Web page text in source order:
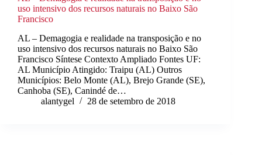
uso intensivo dos recursos naturais no Baixo São
Francisco
AL – Demagogia e realidade na transposição e no
uso intensivo dos recursos naturais no Baixo São
Francisco Síntese Contexto Ampliado Fontes UF:
AL Município Atingido: Traipu (AL) Outros
Municípios: Belo Monte (AL), Brejo Grande (SE),
Canhoba (SE), Canindé de…
alantygel
28 de setembro de 2018